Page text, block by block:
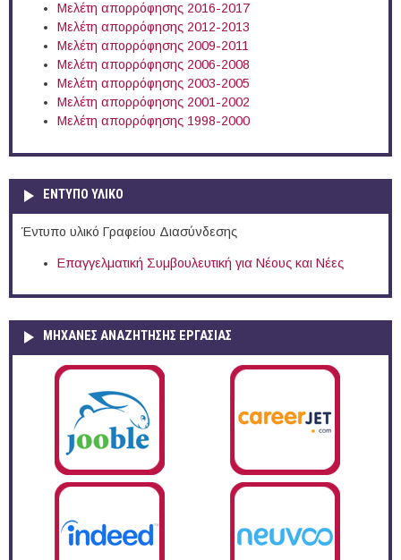
Μελέτη απορρόφησης 2016-2017
Μελέτη απορρόφησης 2012-2013
Μελέτη απορρόφησης 2009-2011
Μελέτη απορρόφησης 2006-2008
Μελέτη απορρόφησης 2003-2005
Μελέτη απορρόφησης 2001-2002
Μελέτη απορρόφησης 1998-2000
ΕΝΤΥΠΟ ΥΛΙΚΟ
Έντυπο υλικό Γραφείου Διασύνδεσης
Επαγγελματική Συμβουλευτική για Νέους και Νέες
ΜΗΧΑΝΕΣ ΑΝΑΖΗΤΗΣΗΣ ΕΡΓΑΣΙΑΣ